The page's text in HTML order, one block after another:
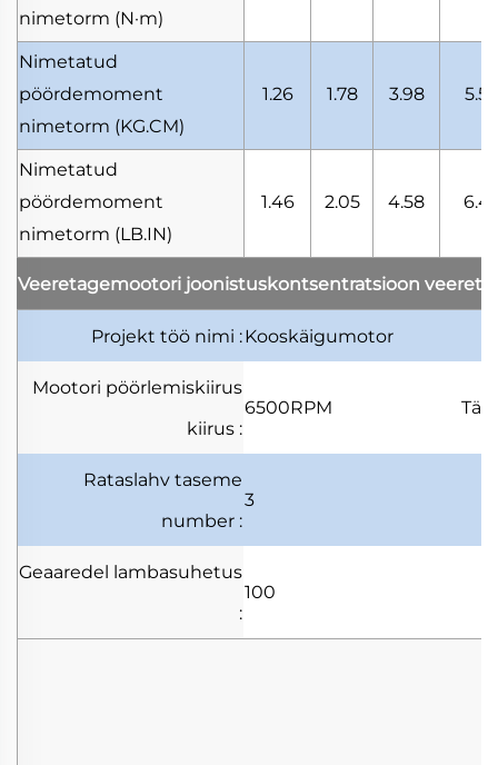
nimetorm (N·m)
Nimetatud
pöördemoment
nimetorm (KG.CM)
1.26 1.78 3.98 5.57
Nimetatud
pöördemoment
nimetorm (LB.IN)
1.46 2.05 4.58
Veeretagemootori joonistuskontsentratsioon
Projekt töö nimi :Kooskäigumotor
Mootori pöörlemiskiirus
kiirus :
6500RPM
Rataslahv taseme
number :
3
Geaaredel lambasuhetus
:
100